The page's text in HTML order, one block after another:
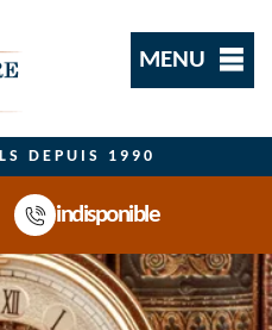
MENU
DEPUIS 1990
indisponible